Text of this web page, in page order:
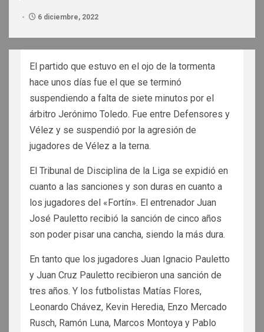
6 diciembre, 2022
El partido que estuvo en el ojo de la tormenta
hace unos días fue el que se terminó
suspendiendo a falta de siete minutos por el
árbitro Jerónimo Toledo. Fue entre Defensores y
Vélez y se suspendió por la agresión de
jugadores de Vélez a la terna.
El Tribunal de Disciplina de la Liga se expidió en
cuanto a las sanciones y son duras en cuanto a
los jugadores del «Fortín». El entrenador Juan
José Pauletto recibió la sanción de cinco años
son poder pisar una cancha, siendo la más dura.
En tanto que los jugadores Juan Ignacio Pauletto
y Juan Cruz Pauletto recibieron una sanción de
tres años. Y los futbolistas Matías Flores,
Leonardo Chávez, Kevin Heredia, Enzo Mercado
Rusch, Ramón Luna, Marcos Montoya y Pablo